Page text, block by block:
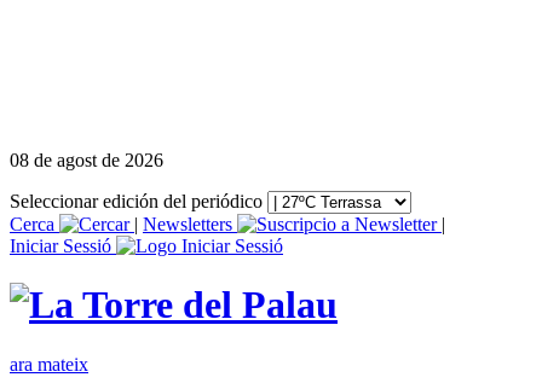
08 de agost de 2026
Seleccionar edición del periódico
Cerca
| Newsletters
|
Iniciar Sessió
ara mateix